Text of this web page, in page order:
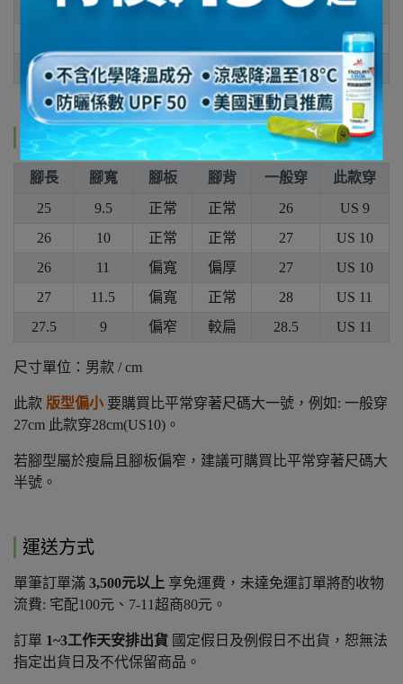
26
規格說明
腳長 腳寬 腳板 腳背 一般穿
此款穿
25
9.5 正常 正常 26
US 9
26
10 正常 正常 27
US 10
26
11 偏寬 偏厚 27
US 10
27
11.5 偏寬 正常 28
US 11
27.5
9 偏窄 較扁 28.5 US 11
尺寸單位：男款 / cm
此款 版型偏小 要購買比平常穿著尺碼大一號，例如: 一般穿
27cm 此款穿28cm(US10)。
若腳型屬於瘦扁且腳板偏窄，建議可購買比平常穿著尺碼大
半號。
運送方式
單筆訂單滿 3,500元以上 享免運費，未達免運訂單將酌收物
流費: 宅配100元、7-11超商80元。
訂單 1~3工作天安排出貨 國定假日及例假日不出貨，恕無法
指定出貨日及不代保留商品。